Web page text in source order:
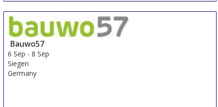
Bauwo57
6 Sep -8 Sep
Siegen
Germany